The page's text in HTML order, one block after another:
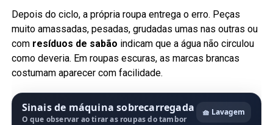
Depois do ciclo, a própria roupa entrega o erro. Peças
muito amassadas, pesadas, grudadas umas nas outras ou
com resíduos de sabão indicam que a água não circulou
como deveria. Em roupas escuras, as marcas brancas
costumam aparecer com facilidade.
Sinais de máquina sobrecarregada
O que observar ao tirar as roupas do tambor
🧺 Lavagem